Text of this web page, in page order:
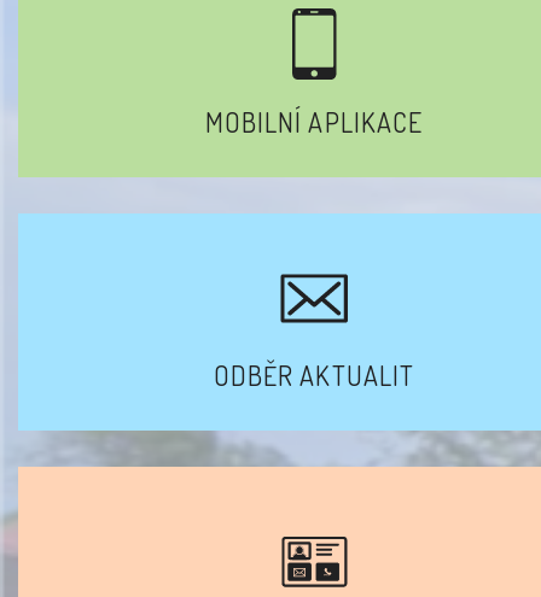
MOBILNÍ APLIKACE
ODBĚR AKTUALIT